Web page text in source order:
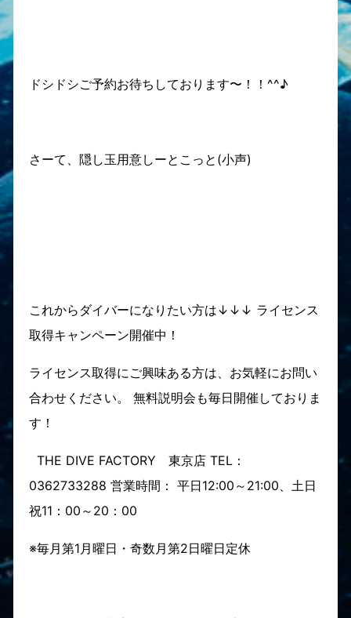
ドシドシご予約お待ちしております〜！！^^♪
さーて、隠し玉用意しーとこっと(小声)
これからダイバーになりたい方は↓↓↓ ライセンス
取得キャンペーン開催中！
ライセンス取得にご興味ある方は、お気軽にお問い
合わせください。 無料説明会も毎日開催しておりま
す！
THE DIVE FACTORY 東京店 TEL：
0362733288 営業時間： 平日12:00～21:00、土日
祝11：00～20：00
※毎月第1月曜日・奇数月第2日曜日定休